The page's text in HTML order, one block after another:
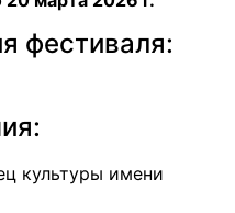
фестиваля:
культуры имени